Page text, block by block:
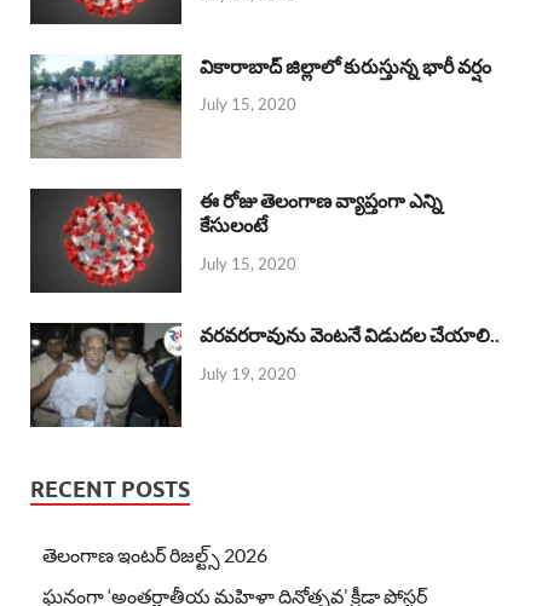
వికారాబాద్ జిల్లాలో కురుస్తున్న భారీ వర్షం
July 15, 2020
ఈ రోజు తెలంగాణ వ్యాప్తంగా ఎన్ని
కేసులంటే
July 15, 2020
వరవరరావును వెంటనే విడుదల చేయాలి..
July 19, 2020
RECENT POSTS
తెలంగాణ ఇంటర్ రిజల్ట్స్ 2026
ఘనంగా ‘అంతర్జాతీయ మహిళా దినోత్సవ’ క్రీడా పోస్టర్